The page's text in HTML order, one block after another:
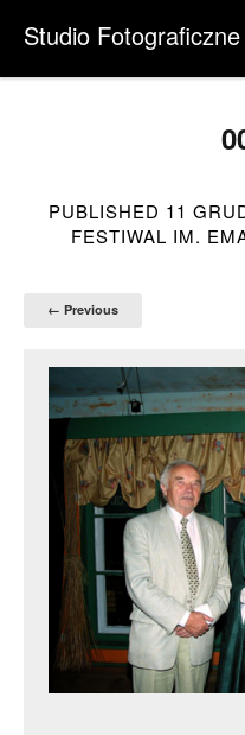
Studio Fotograficzne
PUBLISHED 11
FESTIWAL IM.
← Previous